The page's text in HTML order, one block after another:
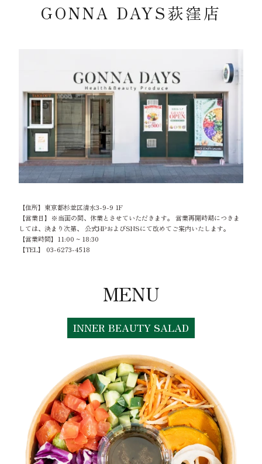
GONNA DAYS荻窪店
【住所】 東京都杉並区清水3-9-9 1F
【営業日】※当面の間、休業とさせていただきます。 営業再開時期につきま
しては、決まり次第、 公式HPおよびSNSにて改めてご案内いたします。
【営業時間】11:00 ~ 18:30
【TEL】 03-6273-4518
MENU
INNER BEAUTY SALAD